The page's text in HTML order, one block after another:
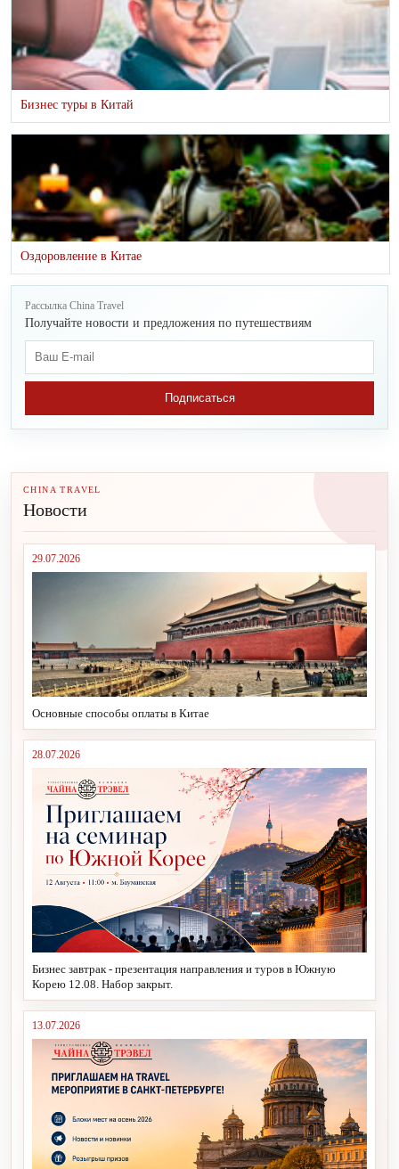
Бизнес туры в Китай
Оздоровление в Китае
Рассылка China Travel
Получайте новости и предложения по путешествиям
Подписаться
CHINA TRAVEL
Новости
29.07.2026
Основные способы оплаты в Китае
28.07.2026
Бизнес завтрак - презентация направления и туров в Южную
Корею 12.08. Набор закрыт.
13.07.2026